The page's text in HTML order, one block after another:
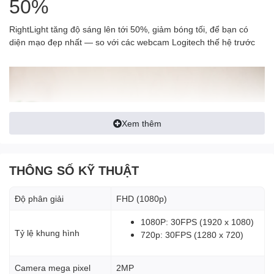
50%
RightLight tăng độ sáng lên tới 50%, giảm bóng tối, để bạn có
diện mạo đẹp nhất — so với các webcam Logitech thế hệ trước
NHẬN SỰ RIÊNG TƯ HOÀN
Xem thêm
THÔNG SỐ KỸ THUẬT
Độ phân giải FHD (1080p)
Tỷ lệ khung hình
1080P: 30FPS (1920 x 1080)
720p: 30FPS (1280 x 720)
Camera mega pixel 2MP